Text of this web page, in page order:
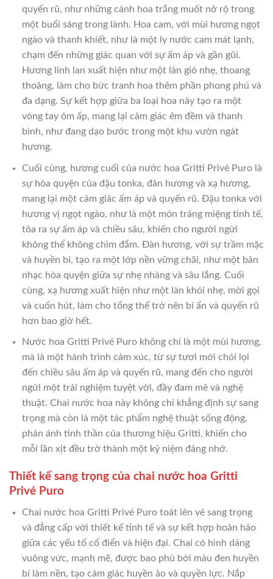
quyến rũ, như những cánh hoa trắng muốt nở rộ trong
một buổi sáng trong lành. Hoa cam, với mùi hương ngọt
ngào và thanh khiết, như là một ly nước cam mát lạnh,
chạm đến những giác quan với sự ấm áp và gần gũi.
Hương linh lan xuất hiện như một làn gió nhẹ, thoang
thoảng, làm cho bức tranh hoa thêm phần phong phú và
đa dạng. Sự kết hợp giữa ba loại hoa này tạo ra một
vòng tay ôm ấp, mang lại cảm giác êm đềm và thanh
bình, như đang dạo bước trong một khu vườn ngát
hương.
Cuối cùng, hương cuối của nước hoa Gritti Privé Puro là
sự hòa quyện của đậu tonka, đàn hương và xạ hương,
mang lại một cảm giác ấm áp và quyến rũ. Đậu tonka với
hương vị ngọt ngào, như là một món tráng miệng tinh tế,
tỏa ra sự ấm áp và chiều sâu, khiến cho người ngửi
không thể không chìm đắm. Đàn hương, với sự trầm mặc
và huyền bí, tạo ra một lớp nền vững chãi, như một bản
nhạc hòa quyện giữa sự nhẹ nhàng và sâu lắng. Cuối
cùng, xạ hương xuất hiện như một làn khói nhẹ, mời gọi
và cuốn hút, làm cho tổng thể trở nên bí ẩn và quyến rũ
hơn bao giờ hết.
Nước hoa Gritti Privé Puro không chỉ là một mùi hương,
mà là một hành trình cảm xúc, từ sự tươi mới chói lọi
đến chiều sâu ấm áp và quyến rũ, mang đến cho người
ngửi một trải nghiệm tuyệt vời, đầy đam mê và nghệ
thuật. Chai nước hoa này không chỉ khẳng định sự sang
trọng mà còn là một tác phẩm nghệ thuật sống động,
phản ánh tinh thần của thương hiệu Gritti, khiến cho
mỗi lần xịt đều trở thành một kỷ niệm đáng nhớ.
Thiết kế sang trọng của chai nước hoa Gritti
Privé Puro
Chai nước hoa Gritti Privé Puro toát lên vẻ sang trọng
và đẳng cấp với thiết kế tinh tế và sự kết hợp hoàn hảo
giữa các yếu tố cổ điển và hiện đại. Chai có hình dáng
vuông vức, mạnh mẽ, được bao phủ bởi màu đen huyền
bí làm nền, tạo cảm giác huyền ảo và quyền lực. Nắp